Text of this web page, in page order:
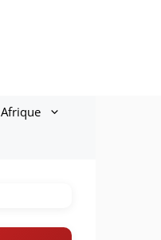
Afrique